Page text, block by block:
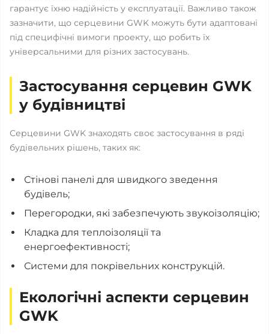
гарантує їхню надійність у експлуатації. Важливо також
зазначити, що серцевини GWK можуть бути адаптовані
під специфічні вимоги проекту, що робить їх
універсальними для різних застосувань.
Застосування серцевин GWK
у будівництві
Серцевини GWK знаходять своє застосування в ряді
будівельних рішень, таких як:
Стінові панелі для швидкого зведення
будівель;
Перегородки, які забезпечують звукоізоляцію;
Кладка для теплоізоляції та
енергоефективності;
Системи для покрівельних конструкцій.
Екологічні аспекти серцевин
GWK